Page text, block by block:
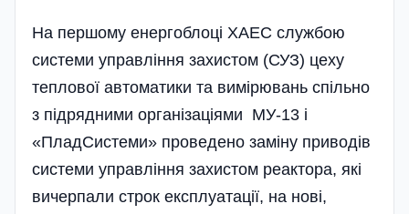
На першому енергоблоці ХАЕС службою
системи управління захистом (СУЗ) цеху
теплової автоматики та вимірювань спільно
з підрядними організаціями МУ-13 і
«ПладСистеми» проведено заміну приводів
системи управління захистом реактора, які
вичерпали строк експлу­атації, на нові,